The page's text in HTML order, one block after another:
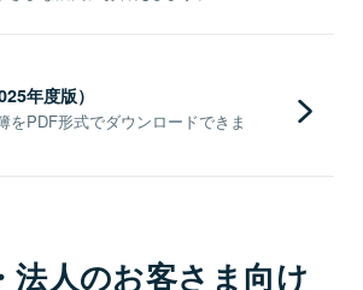
年度版）
をPDF形式でダウンロードできま
法人のお客さま向け